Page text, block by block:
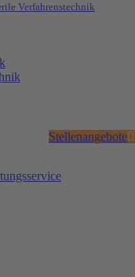
Verfahrenstechnik
Stellenangebote